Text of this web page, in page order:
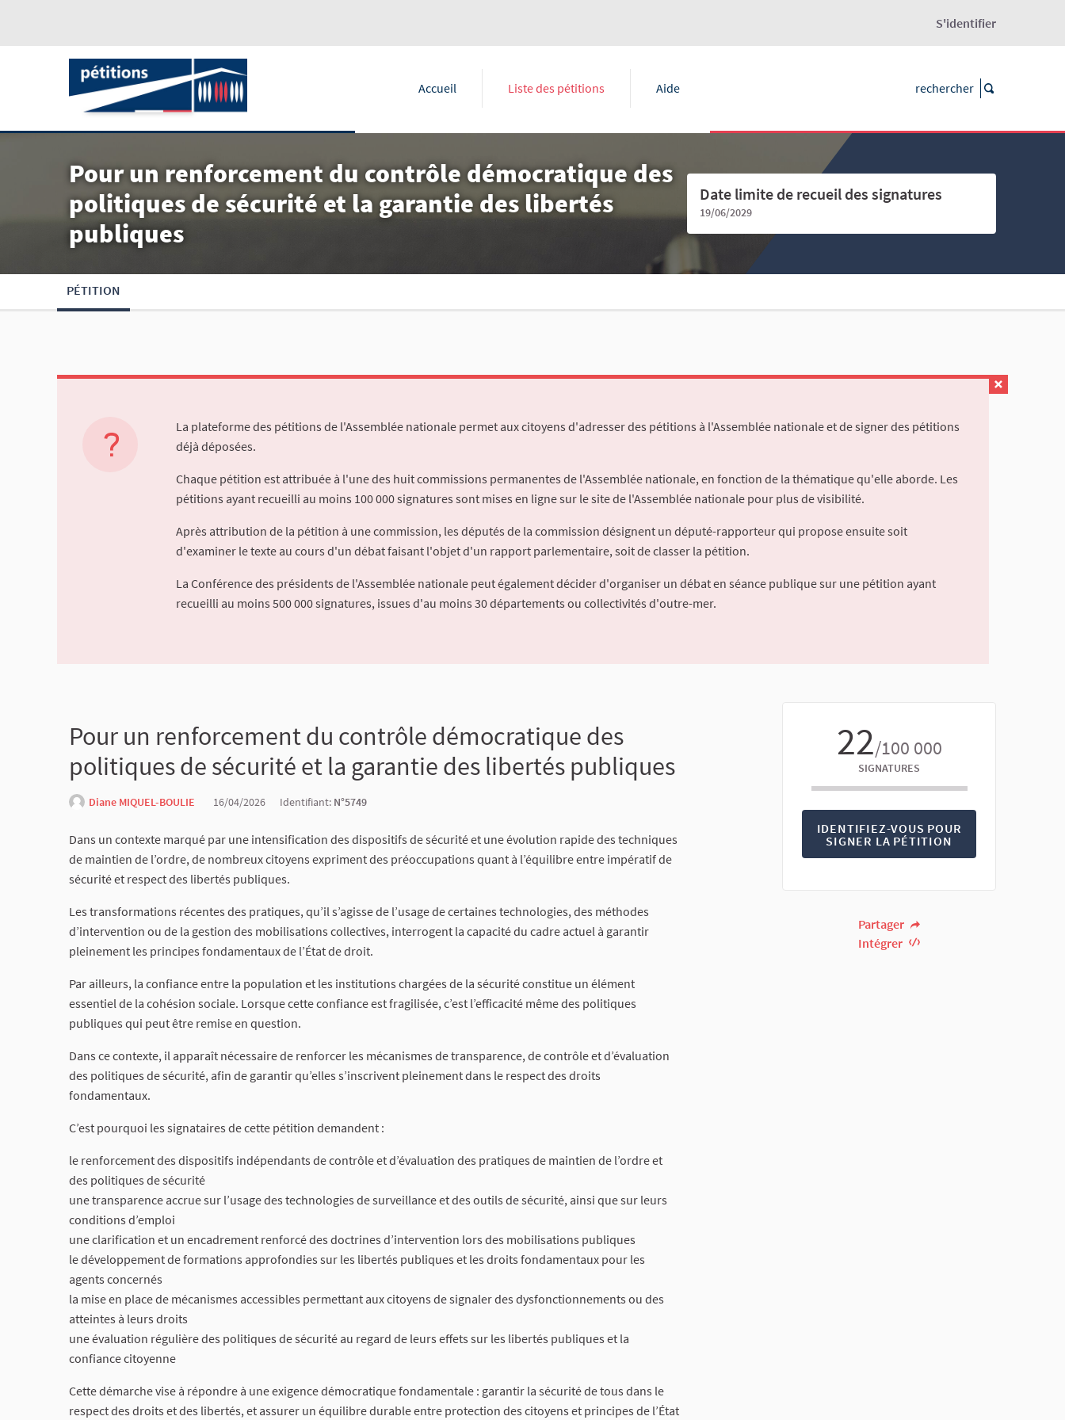
S'identifier
Accueil Liste des pétitions Aide
Pour un renforcement du contrôle démocratique des
politiques de sécurité et la garantie des libertés
publiques
Date limite de recueil des signatures
19/06/2029
PÉTITION
La plateforme des pétitions de l'Assemblée nationale permet aux citoyens d'adresser des pétitions à l'Assemblée nationale et de signer des pétitions
déjà déposées.
Chaque pétition est attribuée à l'une des huit commissions permanentes de l'Assemblée nationale, en fonction de la thématique qu'elle aborde. Les
pétitions ayant recueilli au moins 100 000 signatures sont mises en ligne sur le site de l'Assemblée nationale pour plus de visibilité.
Après attribution de la pétition à une commission, les députés de la commission désignent un député-rapporteur qui propose ensuite soit
d'examiner le texte au cours d'un débat faisant l'objet d'un rapport parlementaire, soit de classer la pétition.
La Conférence des présidents de l'Assemblée nationale peut également décider d'organiser un débat en séance publique sur une pétition ayant
recueilli au moins 500 000 signatures, issues d'au moins 30 départements ou collectivités d'outre-mer.
22/100 000
SIGNATURES
IDENTIFIEZ-VOUS POUR
SIGNER LA PÉTITION
Partager
Intégrer
Pour un renforcement du contrôle démocratique des
politiques de sécurité et la garantie des libertés publiques
Diane MIQUEL-BOULIE 16/04/2026 Identifiant: N°5749
Dans un contexte marqué par une intensification des dispositifs de sécurité et une évolution rapide des techniques
de maintien de l’ordre, de nombreux citoyens expriment des préoccupations quant à l’équilibre entre impératif de
sécurité et respect des libertés publiques.
Les transformations récentes des pratiques, qu’il s’agisse de l’usage de certaines technologies, des méthodes
d’intervention ou de la gestion des mobilisations collectives, interrogent la capacité du cadre actuel à garantir
pleinement les principes fondamentaux de l’État de droit.
Par ailleurs, la confiance entre la population et les institutions chargées de la sécurité constitue un élément
essentiel de la cohésion sociale. Lorsque cette confiance est fragilisée, c’est l’efficacité même des politiques
publiques qui peut être remise en question.
Dans ce contexte, il apparaît nécessaire de renforcer les mécanismes de transparence, de contrôle et d’évaluation
des politiques de sécurité, afin de garantir qu’elles s’inscrivent pleinement dans le respect des droits
fondamentaux.
C’est pourquoi les signataires de cette pétition demandent :
le renforcement des dispositifs indépendants de contrôle et d’évaluation des pratiques de maintien de l’ordre et
des politiques de sécurité
une transparence accrue sur l’usage des technologies de surveillance et des outils de sécurité, ainsi que sur leurs
conditions d’emploi
une clarification et un encadrement renforcé des doctrines d’intervention lors des mobilisations publiques
le développement de formations approfondies sur les libertés publiques et les droits fondamentaux pour les
agents concernés
la mise en place de mécanismes accessibles permettant aux citoyens de signaler des dysfonctionnements ou des
atteintes à leurs droits
une évaluation régulière des politiques de sécurité au regard de leurs effets sur les libertés publiques et la
confiance citoyenne
Cette démarche vise à répondre à une exigence démocratique fondamentale : garantir la sécurité de tous dans le
respect des droits et des libertés, et assurer un équilibre durable entre protection des citoyens et principes de l’État